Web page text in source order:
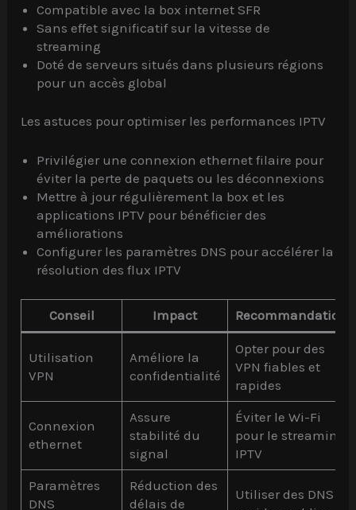
Compatible avec la box internet SFR
Sans effet significatif sur la vitesse de
streaming
Doté de serveurs situés dans plusieurs régions
pour un accès global
Les astuces pour optimiser les performances IPTV
Privilégier une connexion ethernet filaire pour
éviter la perte de paquets ou les déconnexions
Mettre à jour régulièrement la box et les
applications IPTV pour bénéficier des
améliorations
Configurer les paramètres DNS pour accélérer la
résolution des flux IPTV
Conseil Impact Recommandation
Utilisation
VPN
Améliore la
confidentialité
Opter pour des
VPN fiables et
rapides
Connexion
ethernet
Assure
stabilité du
signal
Éviter le Wi-Fi
pour le streaming
IPTV
Paramètres
DNS
Réduction des
délais de
Utiliser des DNS